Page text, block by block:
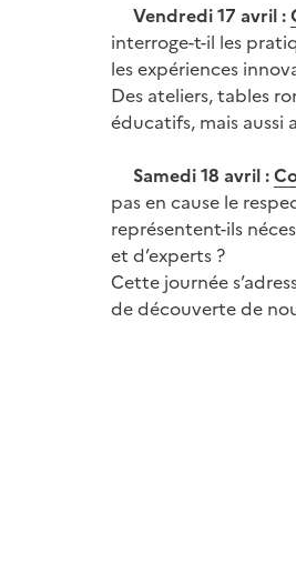
Vendredi 17 avril :
interroge-t-il les
les expériences
Des ateliers, tables
éducatifs, mais aussi
Samedi 18 avril :
pas en cause le
représentent-ils
et d’experts ?
Cette journée
de découverte de